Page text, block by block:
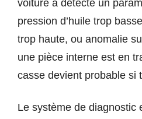
voiture a détecté un
pression d’huile trop
trop haute, ou anomalie
une pièce interne est en
casse devient probable si
Le système de diagnostic